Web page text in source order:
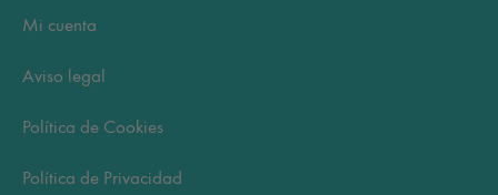
Mi cuenta
Aviso legal
Política de Cookies
Política de Privacidad